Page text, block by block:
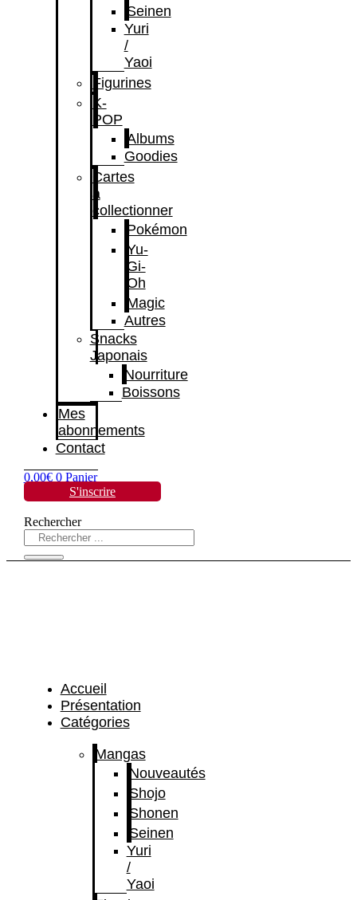
Seinen
Yuri
/
Yaoi
Figurines
K-
POP
Albums
Goodies
Cartes
à
collectionner
Pokémon
Yu-
Gi-
Oh
Magic
Autres
Snacks
Japonais
Nourriture
Boissons
Mes
abonnements
Contact
0,00€ 0 Panier
S'inscrire
Rechercher
Accueil
Présentation
Catégories
Mangas
Nouveautés
Shojo
Shonen
Seinen
Yuri
/
Yaoi